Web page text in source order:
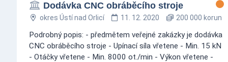
Dodávka CNC obráběcího stroje
okres Ústí nad Orlicí 11. 12. 2020 200 000 korun
Podrobný popis: - předmětem veřejné zakázky je dodávka
CNC obráběcího stroje - Upínací síla vřetene - Min. 15 kN
- Otáčky vřetene - Min. 8000 ot./min - Výkon vřetene -